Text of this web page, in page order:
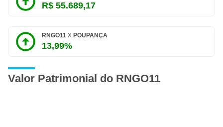
R$ 55.689,17
RNGO11 X POUPANÇA
13,99%
Valor Patrimonial do RNGO11